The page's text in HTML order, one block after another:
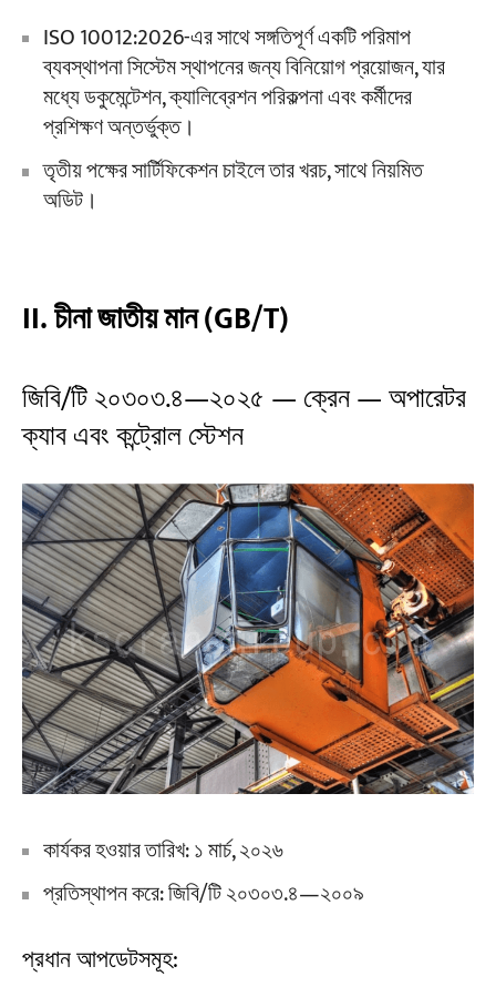
ISO 10012:2026-এর সাথে সঙ্গতিপূর্ণ একটি পরিমাপ
ব্যবস্থাপনা সিস্টেম স্থাপনের জন্য বিনিয়োগ প্রয়োজন, যার
মধ্যে ডকুমেন্টেশন, ক্যালিব্রেশন পরিকল্পনা এবং কর্মীদের
প্রশিক্ষণ অন্তর্ভুক্ত।
তৃতীয় পক্ষের সার্টিফিকেশন চাইলে তার খরচ, সাথে নিয়মিত
অডিট।
II. চীনা জাতীয় মান (GB/T)
জিবি/টি ২০৩০৩.৪—২০২৫ — ক্রেন — অপারেটর
ক্যাব এবং কন্ট্রোল স্টেশন
কার্যকর হওয়ার তারিখ: ১ মার্চ, ২০২৬
প্রতিস্থাপন করে: জিবি/টি ২০৩০৩.৪—২০০৯
প্রধান আপডেটসমূহ: